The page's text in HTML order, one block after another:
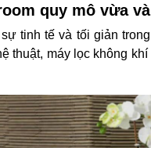
quy mô vừa
tinh tế và tối giản
thuật, máy lọc không